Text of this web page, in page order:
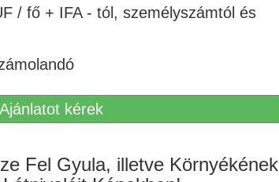
/ fő + IFA - tól, személyszámtól és
kérek
Fel Gyula, illetve Környékének